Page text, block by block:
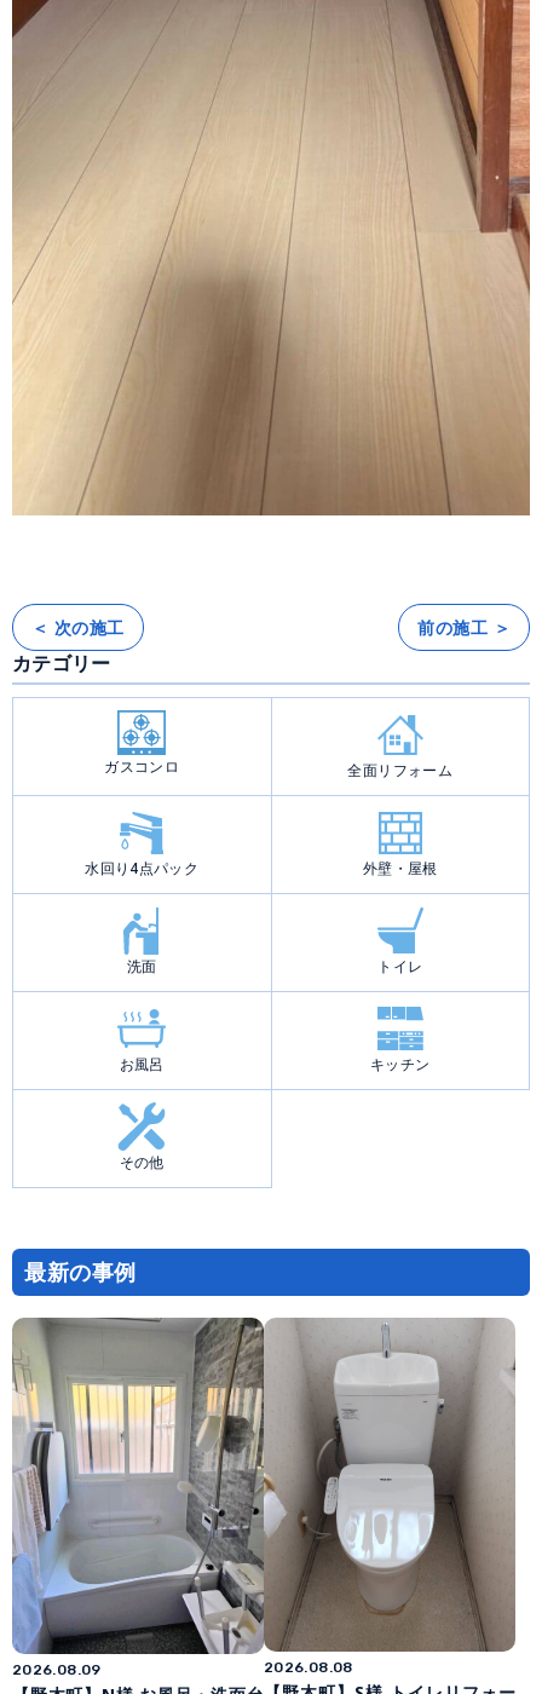
投
稿
ナ
ビ
ゲ
ー
＜ 次の施工 前の施工 ＞
カテゴリー
ガスコンロ 全面リフォーム
水回り4点パック 外壁・屋根
洗面 トイレ
お風呂 キッチン
その他
最新の事例
2026.08.09 2026.08.08